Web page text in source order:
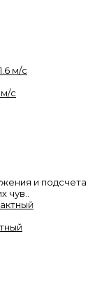
с
и подсчета
чув..